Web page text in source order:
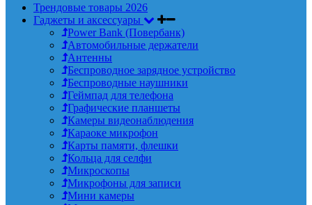
Трендовые товары 2026
Гаджеты и аксессуары
Power Bank (Повербанк)
Автомобильные держатели
Антенны
Беспроводное зарядное устройство
Беспроводные наушники
Геймпад для телефона
Графические планшеты
Камеры видеонаблюдения
Караоке микрофон
Карты памяти, флешки
Кольца для селфи
Микроскопы
Микрофоны для записи
Мини камеры